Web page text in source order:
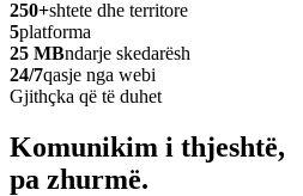
250+shtete dhe territore
5platforma
25 MBndarje skedarësh
24/7qasje nga webi
Gjithçka që të duhet
Komunikim i thjeshtë,
pa zhurmë.